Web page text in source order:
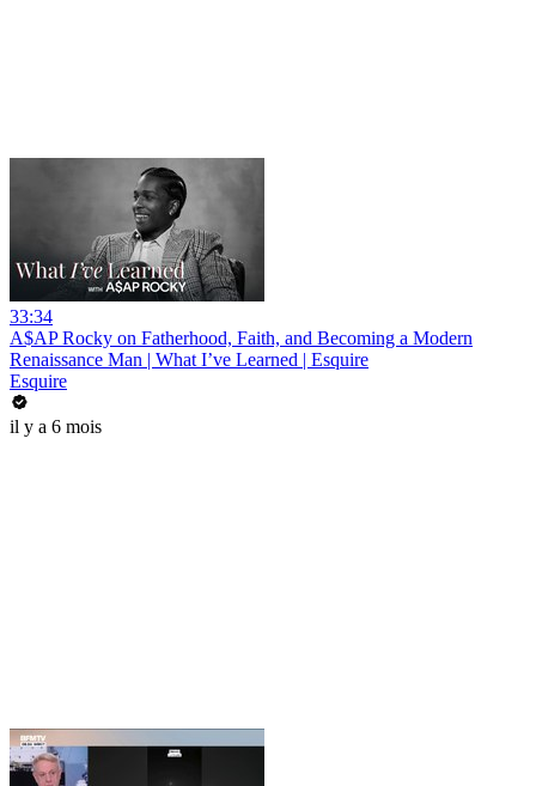
33:34
A$AP Rocky on Fatherhood, Faith, and Becoming a Modern
Renaissance Man | What I’ve Learned | Esquire
Esquire
il y a 6 mois